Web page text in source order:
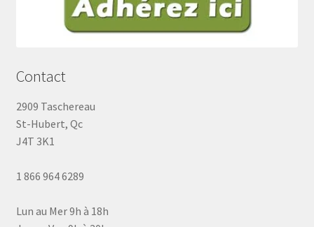
Contact
2909 Taschereau
St-Hubert, Qc
J4T 3K1
1 866 964 6289
Lun au Mer 9h à 18h